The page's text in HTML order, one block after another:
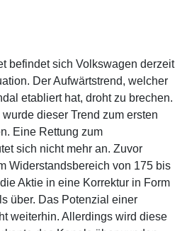
befindet sich Volkswagen derzeit
Der Aufwärtstrend, welcher
etabliert hat, droht zu brechen.
dieser Trend zum ersten
Eine Rettung zum
sich nicht mehr an. Zuvor
Widerstandsbereich von 175 bis
Aktie in eine Korrektur in Form
über. Das Potenzial einer
weiterhin. Allerdings wird diese